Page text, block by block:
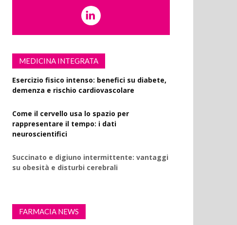
MEDICINA INTEGRATA
Esercizio fisico intenso: benefici su diabete,
demenza e rischio cardiovascolare
Come il cervello usa lo spazio per
rappresentare il tempo: i dati
neuroscientifici
Succinato e digiuno intermittente: vantaggi
su obesità e disturbi cerebrali
FARMACIA NEWS